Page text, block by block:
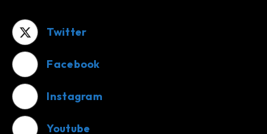
Twitter
Facebook
Instagram
Youtube